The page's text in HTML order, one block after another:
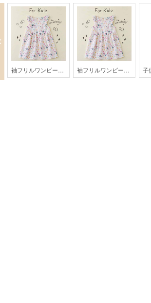
袖フリルワンピース【KH28-1804】 袖フリルワンピース【KH28-1804】